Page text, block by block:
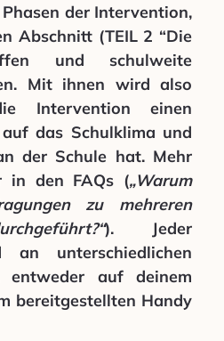
der Intervention,
Abschnitt (TEIL 2 “Die
und schulweite
Mit ihnen wird also
Intervention einen
das Schulklima und
der Schule hat. Mehr
in den FAQs („Warum
zu mehreren
). Jeder
an unterschiedlichen
entweder auf deinem
bereitgestellten Handy